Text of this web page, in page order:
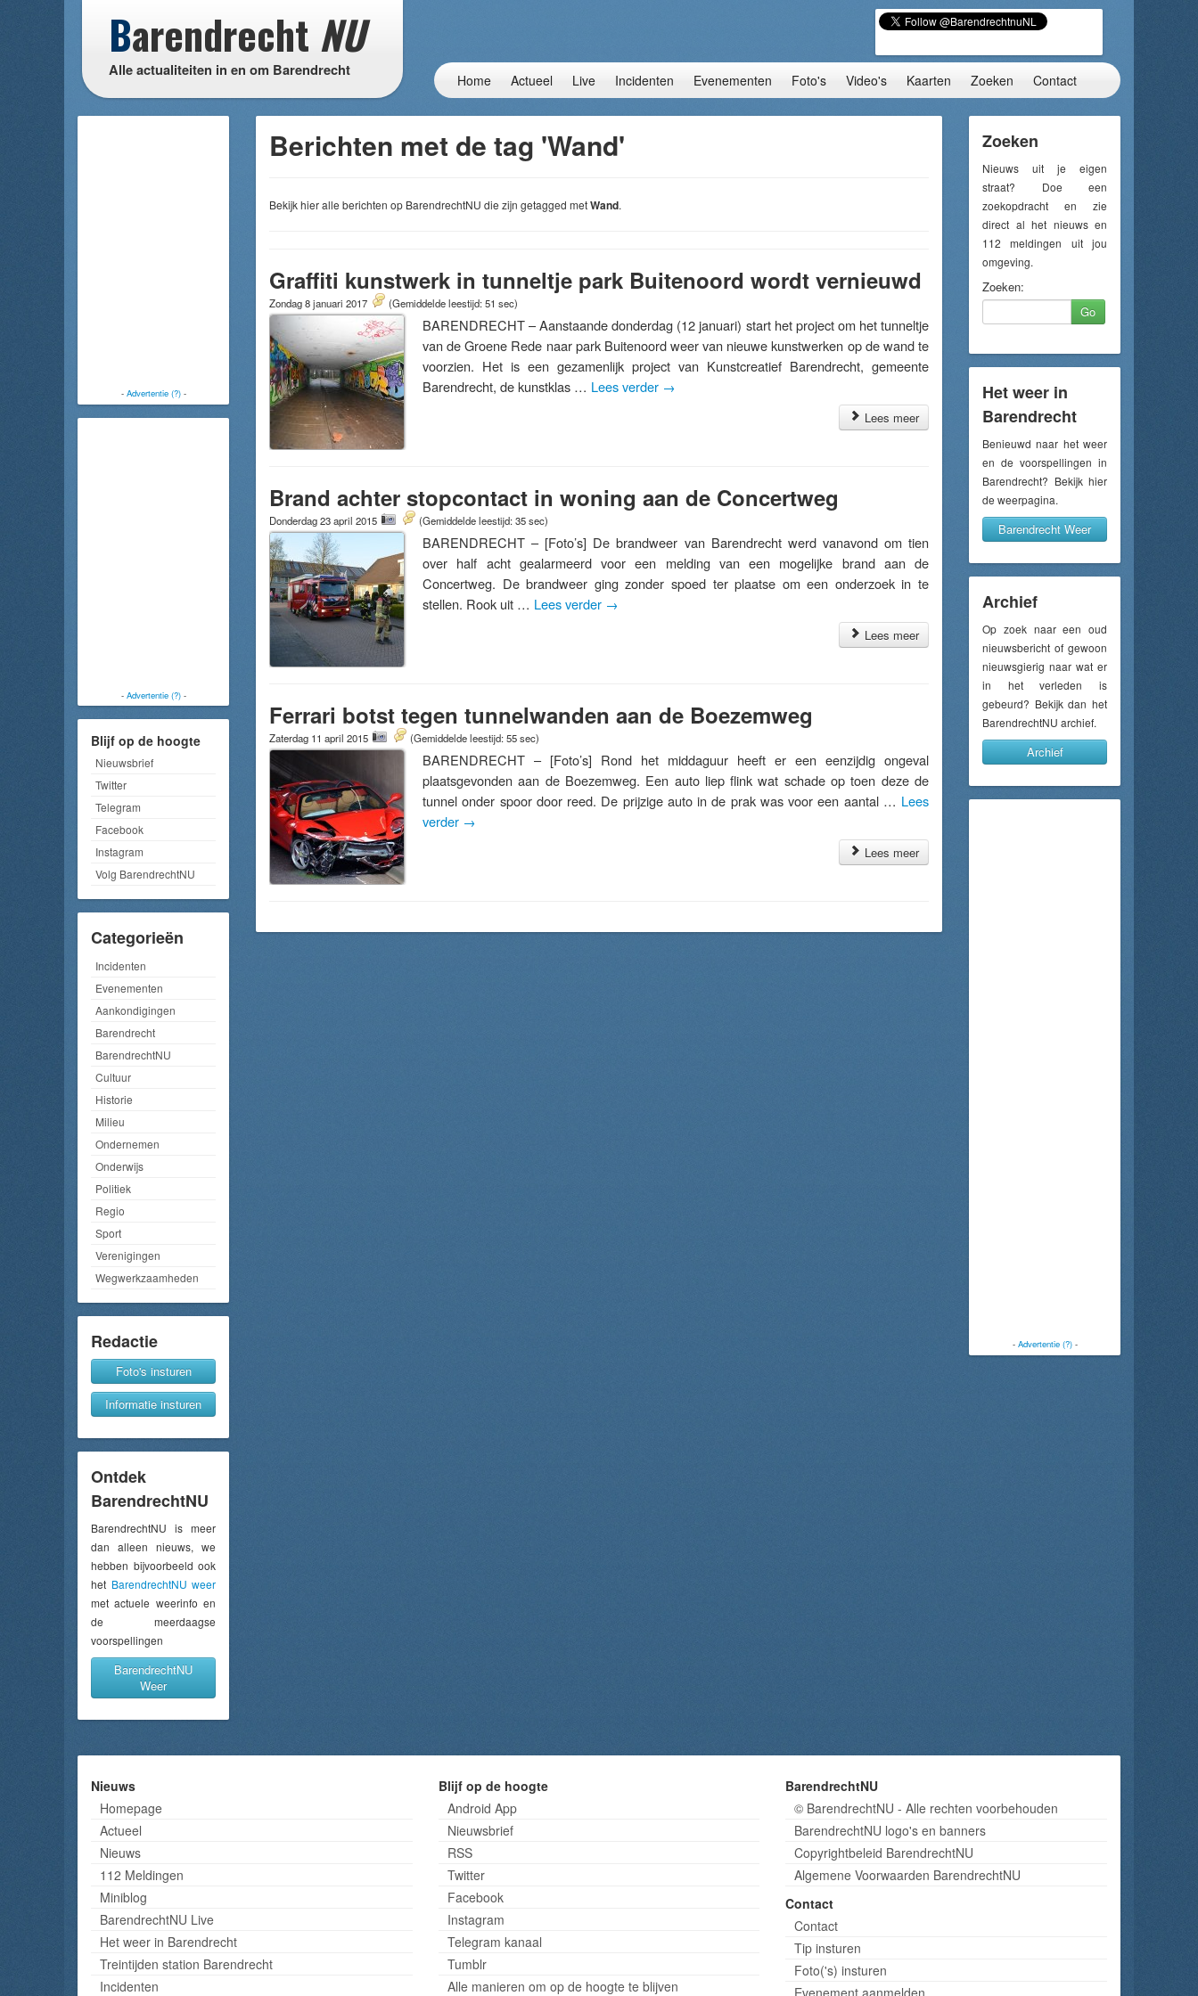
Barendrecht NU
Alle actualiteiten in en om Barendrecht
Home Actueel Live Incidenten Evenementen Foto's Video's Kaarten Zoeken Contact
- Advertentie (?)-
- Advertentie (?)-
Blijf op de hoogte
Nieuwsbrief
Twitter
Telegram
Facebook
Instagram
Volg BarendrechtNU
Categorieën
Incidenten
Evenementen
Aankondigingen
Barendrecht
BarendrechtNU
Cultuur
Historie
Milieu
Ondernemen
Onderwijs
Politiek
Regio
Sport
Verenigingen
Wegwerkzaamheden
Redactie
Foto's insturen
Informatie insturen
Ontdek
BarendrechtNU
BarendrechtNU is meer
dan alleen nieuws, we
hebben bijvoorbeeld ook
het BarendrechtNU weer
met actuele weerinfo en
de meerdaagse
voorspellingen
BarendrechtNU
Weer
Berichten met de tag 'Wand'
Bekijk hier alle berichten op BarendrechtNU die zijn getagged metWand.
Graffiti kunstwerk in tunneltje park Buitenoord wordt vernieuwd
Zondag 8 januari 2017 (Gemiddelde leestijd: 51 sec)
BARENDRECHT – Aanstaande donderdag (12 januari) start het project om het tunneltje
van de Groene Rede naar park Buitenoord weer van nieuwe kunstwerken op de wand te
voorzien. Het is een gezamenlijk project van Kunstcreatief Barendrecht, gemeente
Barendrecht, de kunstklas … Lees verder →
Lees meer
Brand achter stopcontact in woning aan de Concertweg
Donderdag 23 april 2015 (Gemiddelde leestijd: 35 sec)
BARENDRECHT – [Foto’s] De brandweer van Barendrecht werd vanavond om tien
over half acht gealarmeerd voor een melding van een mogelijke brand aan de
Concertweg. De brandweer ging zonder spoed ter plaatse om een onderzoek in te
stellen. Rook uit … Lees verder →
Lees meer
Ferrari botst tegen tunnelwanden aan de Boezemweg
Zaterdag 11 april 2015 (Gemiddelde leestijd: 55 sec)
BARENDRECHT – [Foto’s] Rond het middaguur heeft er een eenzijdig ongeval
plaatsgevonden aan de Boezemweg. Een auto liep flink wat schade op toen deze de
tunnel onder spoor door reed. De prijzige auto in de prak was voor een aantal … Lees
verder →
Lees meer
Zoeken
Nieuws uit je eigen
straat? Doe een
zoekopdracht en zie
direct al het nieuws en
112 meldingen uit jou
omgeving.
Zoeken:
Go
Het weer in
Barendrecht
Benieuwd naar het weer
en de voorspellingen in
Barendrecht? Bekijk hier
de weerpagina.
Barendrecht Weer
Archief
Op zoek naar een oud
nieuwsbericht of gewoon
nieuwsgierig naar wat er
in het verleden is
gebeurd? Bekijk dan het
BarendrechtNU archief.
Archief
- Advertentie (?)-
Nieuws
Homepage
Actueel
Nieuws
112 Meldingen
Miniblog
BarendrechtNU Live
Het weer in Barendrecht
Treintijden station Barendrecht
Incidenten
Blijf op de hoogte
Android App
Nieuwsbrief
RSS
Twitter
Facebook
Instagram
Telegram kanaal
Tumblr
Alle manieren om op de hoogte te blijven
BarendrechtNU
© BarendrechtNU - Alle rechten voorbehouden
BarendrechtNU logo's en banners
Copyrightbeleid BarendrechtNU
Algemene Voorwaarden BarendrechtNU
Contact
Contact
Tip insturen
Foto('s) insturen